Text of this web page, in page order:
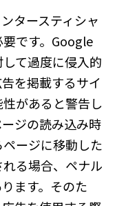
タースティシャ
です。Google
て過度に侵入的
を掲載するサイ
があると警告し
ジの読み込み時
ージに移動した
る場合、ペナル
ます。そのた